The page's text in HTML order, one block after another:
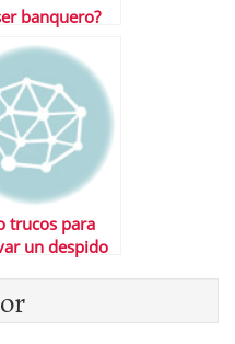
banquero?
trucos para
un despido